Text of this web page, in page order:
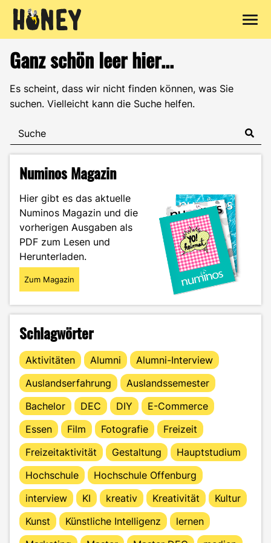
Inhalt
springen
Ganz schön leer hier...
Es scheint, dass wir nicht finden können, was Sie
suchen. Vielleicht kann die Suche helfen.
Numinos Magazin
Hier gibt es das aktuelle
Numinos Magazin und die
vorherigen Ausgaben als
PDF zum Lesen und
Herunterladen.
Zum Magazin
Schlagwörter
Aktivitäten Alumni
Alumni-Interview
Auslandserfahrung
Auslandssemester
Bachelor
DEC DIY
E-Commerce
Essen
Film Fotografie
Freizeit
Freizeitaktivität
Gestaltung
Hauptstudium
Hochschule
Hochschule Offenburg
interview
KI kreativ Kreativität
Kultur
Kunst
Künstliche Intelligenz
lernen